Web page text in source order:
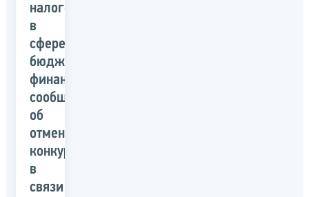
налогоплательщиками
в
сфере
бюджетного
финансирования
сообщает
об
отмене
конкурса
в
связи